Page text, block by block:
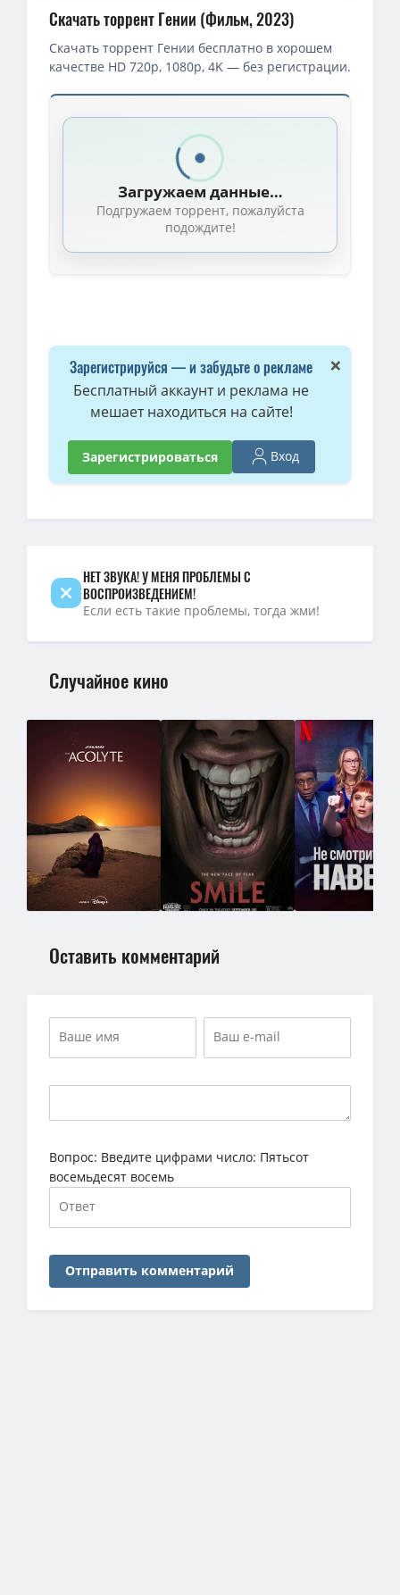
Скачать торрент Гении (Фильм, 2023)
Скачать торрент Гении бесплатно в хорошем
качестве HD 720p, 1080p, 4K — без регистрации.
Загружаем данные…
Подгружаем торрент, пожалуйста
подождите!
×
Зарегистрируйся — и забудьте о рекламе
Бесплатный аккаунт и реклама не
мешает находиться на сайте!
Зарегистрироваться Вход
НЕТ ЗВУКА! У МЕНЯ ПРОБЛЕМЫ С
ВОСПРОИЗВЕДЕНИЕМ!
Если есть такие проблемы, тогда жми!
Случайное кино
Оставить комментарий
Вопрос: Введите цифрами число: Пятьсот
восемьдесят восемь
Отправить комментарий